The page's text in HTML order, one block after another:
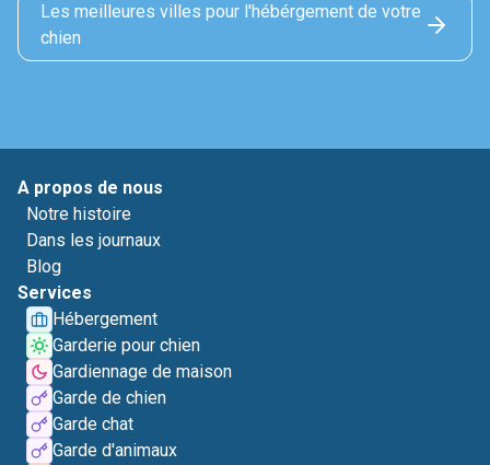
Les meilleures villes pour l'hébérgement de votre
chien
A propos de nous
Notre histoire
Dans les journaux
Blog
Services
Hébergement
Garderie pour chien
Gardiennage de maison
Garde de chien
Garde chat
Garde d'animaux